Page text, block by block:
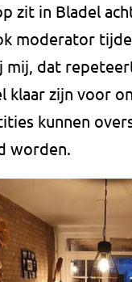
zit in Bladel
moderator
dat
klaar zijn voor
kunnen
worden.